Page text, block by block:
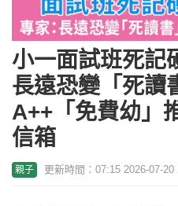
小一面試班死記
長遠恐變「死讀
A++「免費幼」
信箱
親子 更新時間：07:15 2026-07-20